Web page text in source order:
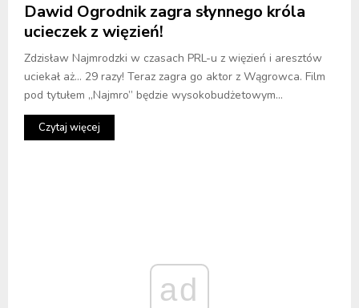
Dawid Ogrodnik zagra słynnego króla
ucieczek z więzień!
Zdzisław Najmrodzki w czasach PRL-u z więzień i aresztów
uciekał aż… 29 razy! Teraz zagra go aktor z Wągrowca. Film
pod tytułem „Najmro” będzie wysokobudżetowym...
Czytaj więcej
ad